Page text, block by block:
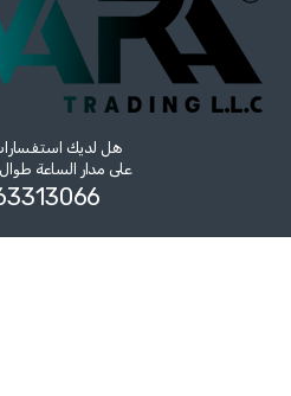
هل لديك
على مدار الساعة طوال